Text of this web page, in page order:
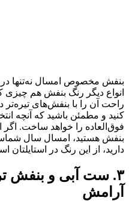
بنفش مخصوص امسال نه‌تنها در
انواع دیگر رنگ بنفش هم چیزی
راحت آن را با بنفش‌های
کنید و مطمئن باشید که آنچه
فوق‌العاده را خواهد ساخت.
بنفش هستید، امسال سال
دارید، از این رنگ در استایلتان
۳. ست آبی و بنفش
آرامش‌